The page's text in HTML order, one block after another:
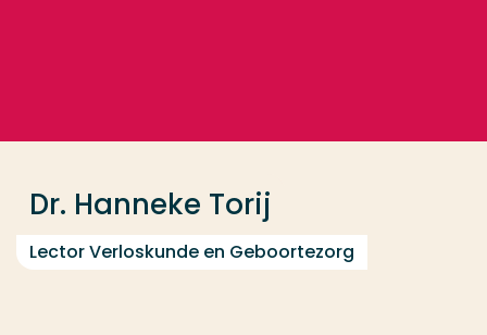
Dr. Hanneke Torij
Lector Verloskunde en Geboortezorg
Contact